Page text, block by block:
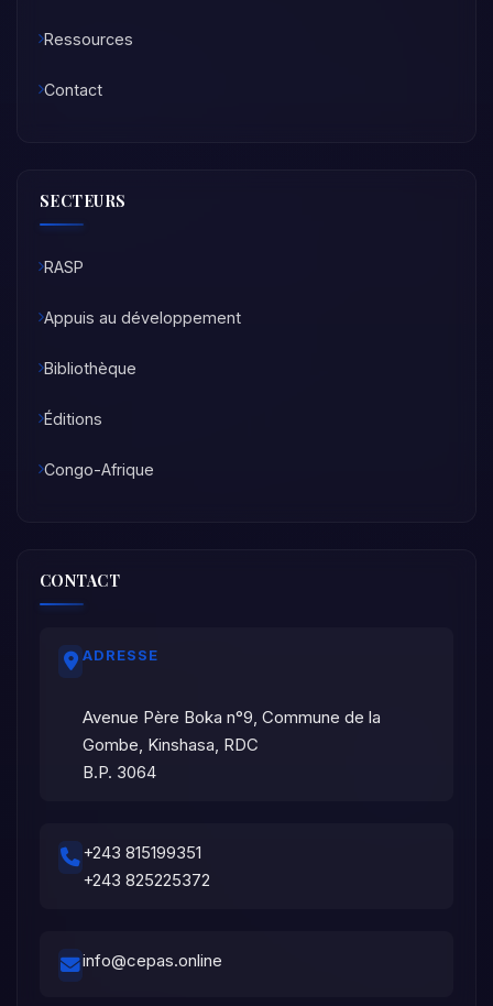
Ressources
Contact
SECTEURS
RASP
Appuis au développement
Bibliothèque
Éditions
Congo-Afrique
CONTACT
ADRESSE
Avenue Père Boka n°9, Commune de la
Gombe, Kinshasa, RDC
B.P. 3064
+243 815199351
+243 825225372
info@cepas.online